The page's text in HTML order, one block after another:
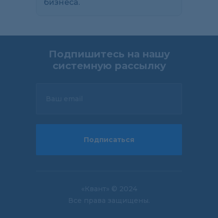
бизнеса.
«Квант» © 2024
Все права защищены.
Подпишитесь на нашу
системную рассылку
Подписаться